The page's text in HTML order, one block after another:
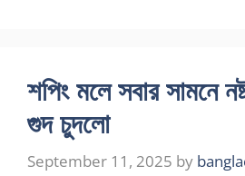
শপিং মলে সবার সামনে
গুদ চুদলো
September 11, 2025 by